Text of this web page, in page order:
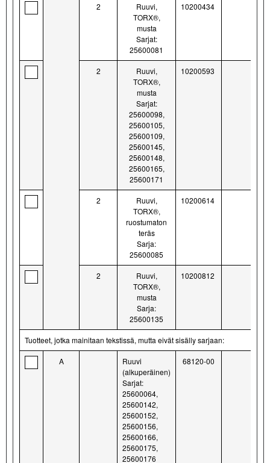
2
Ruuvi,
TORX®,
musta
Sarjat:
25600081
10200434
2
Ruuvi,
TORX®,
musta
Sarjat:
25600098,
25600105,
25600109,
25600145,
25600148,
25600165,
25600171
10200593
2
Ruuvi,
TORX®,
ruostumaton
teräs
Sarja:
25600085
10200614
2
Ruuvi,
TORX®,
musta
Sarja:
25600135
10200812
Tuotteet, jotka mainitaan tekstissä, mutta eivät sisälly sarjaan:
A
Ruuvi
(alkuperäinen)
Sarjat:
25600064,
25600142,
25600152,
25600156,
25600166,
25600175,
25600176
68120-00